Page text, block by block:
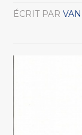
ÉCRIT PAR